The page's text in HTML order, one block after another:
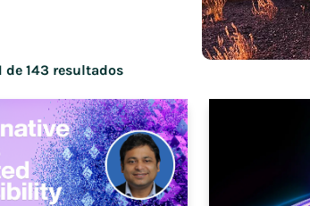
de 143 resultados